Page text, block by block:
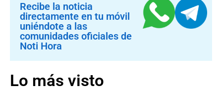
Recibe la noticia
directamente en tu móvil
uniéndote a las
comunidades oficiales de
Noti Hora
Lo más visto